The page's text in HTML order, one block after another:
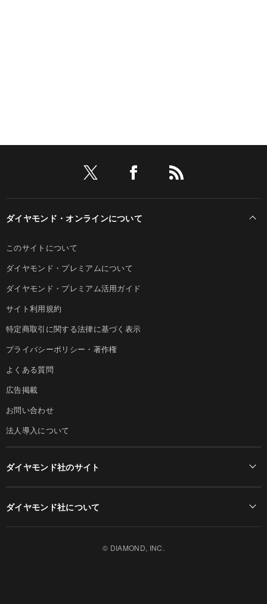
ダイヤモンド・オンラインについて
このサイトについて
ダイヤモンド・プレミアムについて
ダイヤモンド・プレミアム活用ガイド
サイト利用規約
特定商取引に関する法律に基づく表示
プライバシーポリシー・著作権
よくある質問
広告掲載
お問い合わせ
法人導入について
ダイヤモンド社のサイト
ダイヤモンド社について
© DIAMOND, INC.